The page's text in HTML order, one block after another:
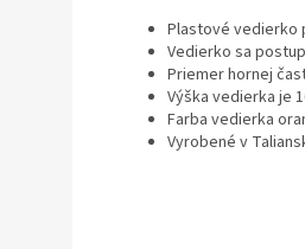
Plastové vedierko
Vedierko sa
Priemer hornej
Výška vedierka je
Farba vedierka
Vyrobené v